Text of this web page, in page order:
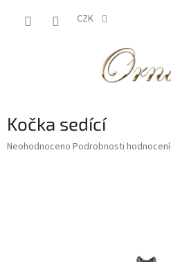
CZK
Kočka sedící
Průměrné
Neohodnoceno Podrobnosti hodnocení